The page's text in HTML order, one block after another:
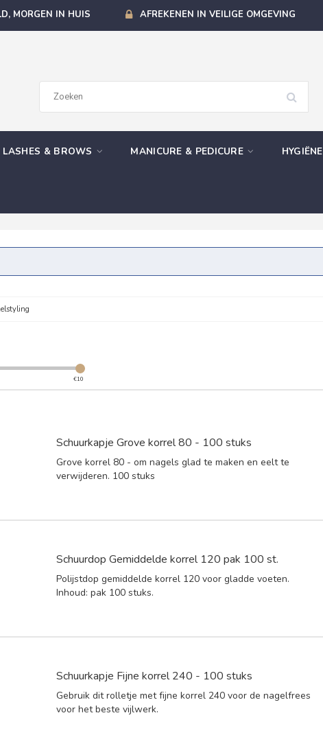
MORGEN IN HUIS AFREKENEN IN VEILIGE OMGEVING
LASHES & BROWS MANICURE & PEDICURE HYGIËNE
€10
Schuurkapje Grove korrel 80 - 100 stuks
Grove korrel 80 - om nagels glad te maken en eelt te
verwijderen. 100 stuks
Schuurdop Gemiddelde korrel 120 pak 100 st.
Polijstdop gemiddelde korrel 120 voor gladde voeten.
Inhoud: pak 100 stuks.
Schuurkapje Fijne korrel 240 - 100 stuks
Gebruik dit rolletje met fijne korrel 240 voor de nagelfrees
voor het beste vijlwerk.